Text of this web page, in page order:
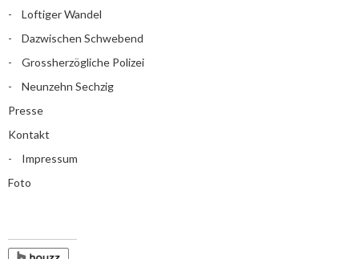
Loftiger Wandel
Dazwischen Schwebend
Grossherzögliche Polizei
Neunzehn Sechzig
Presse
Kontakt
Impressum
Foto